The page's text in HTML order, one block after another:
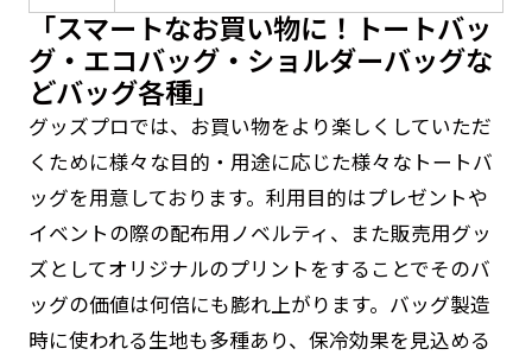
「スマートなお買い物に！トートバッ
グ・エコバッグ・ショルダーバッグな
どバッグ各種」
グッズプロでは、お買い物をより楽しくしていただ
くために様々な目的・用途に応じた様々なトートバ
ッグを用意しております。利用目的はプレゼントや
イベントの際の配布用ノベルティ、また販売用グッ
ズとしてオリジナルのプリントをすることでそのバ
ッグの価値は何倍にも膨れ上がります。バッグ製造
時に使われる生地も多種あり、保冷効果を見込める
ジャンボ(90x270)
遠くからでも視認しやすいジャンボサイズです。
駐車場などのスペースに余裕がある場所で大々的
に宣伝できます。
4mまたは5mのポールが必要です。
ジャンボ(270x90)
遠くからでも視認しやすいジャンボサイズです。
駐車場などのスペースに余裕がある場所で大々的
に宣伝できます。
4mまたは5mのポールが必要です。
防炎加工（納期+1営業日）［ +540円 ］
のぼり旗の防炎加工は、消防法で定められてい
る場所でのぼり旗を使用する際に推奨されてい
ます。防炎加工によってのぼり旗が炎に触れても
燃えにくくなります。（燃えるというより溶け
るに近くなるイメージ）一般的な方法は、旗の
素材に特殊な化学薬品を使用して延焼を抑えま
す。